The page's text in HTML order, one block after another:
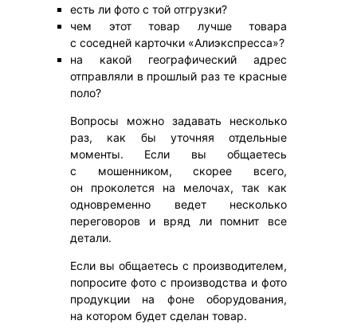
есть ли фото с той отгрузки?
чем этот товар лучше товара
с соседней карточки «Алиэкспресса»?
на какой географический адрес
отправляли в прошлый раз те красные
поло?
Вопросы можно задавать несколько
раз, как бы уточняя отдельные
моменты. Если вы общаетесь
с мошенником, скорее всего,
он проколется на мелочах, так как
одновременно ведет несколько
переговоров и вряд ли помнит все
детали.
Если вы общаетесь с производителем,
попросите фото с производства и фото
продукции на фоне оборудования,
на котором будет сделан товар.